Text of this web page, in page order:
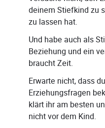
deinem Stiefkind zu
zu lassen hat.
Und habe auch als
Beziehung und ein
braucht Zeit.
Erwarte nicht, dass
Erziehungsfragen
klärt ihr am besten
nicht vor dem Kind.